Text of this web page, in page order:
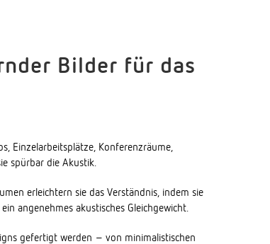
Bilder für das
Einzelarbeitsplätze, Konferenzräume,
spürbar die Akustik.
erleichtern sie das Verständnis, indem sie
angenehmes akustisches Gleichgewicht.
gefertigt werden – von minimalistischen